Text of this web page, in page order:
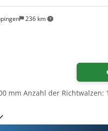
236 km
mm Anzahl der Richtwalzen: